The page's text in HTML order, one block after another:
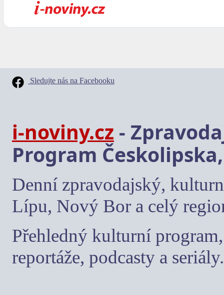
Sledujte nás na Facebooku
i-noviny.cz -
Program
Denní zpravodajský,
Lípu, Nový Bor a celý
Přehledný kulturní
reportáže, podcasty a seriály.